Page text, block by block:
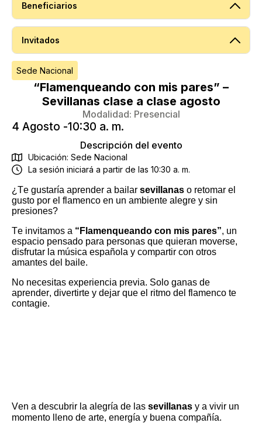
Beneficiarios
Invitados
Sede Nacional
“Flamenqueando con mis pares” –
Sevillanas clase a clase agosto
Modalidad: Presencial
4 Agosto -10:30 a. m.
Descripción del evento
Ubicación: Sede Nacional
La sesión iniciará a partir de las 10:30 a. m.
¿Te gustaría aprender a bailar sevillanas o retomar el
gusto por el flamenco en un ambiente alegre y sin
presiones?
Te invitamos a “ Flamenqueando con mis pares”, un
espacio pensado para personas que quieran moverse,
disfrutar la música española y compartir con otros
amantes del baile.
No necesitas experiencia previa. Solo ganas de
aprender, divertirte y dejar que el ritmo del flamenco te
contagie.
Ven a descubrir la alegría de las sevillanas y a vivir un
momento lleno de arte, energía y buena compañía.